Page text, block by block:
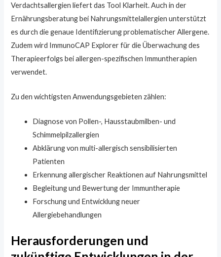
Verdachtsallergien liefert das Tool Klarheit. Auch in der
Ernährungsberatung bei Nahrungsmittelallergien unterstützt
es durch die genaue Identifizierung problematischer Allergene.
Zudem wird ImmunoCAP Explorer für die Überwachung des
Therapieerfolgs bei allergen-spezifischen Immuntherapien
verwendet.
Zu den wichtigsten Anwendungsgebieten zählen:
Diagnose von Pollen-, Hausstaubmilben- und
Schimmelpilzallergien
Abklärung von multi-allergisch sensibilisierten
Patienten
Erkennung allergischer Reaktionen auf Nahrungsmittel
Begleitung und Bewertung der Immuntherapie
Forschung und Entwicklung neuer
Allergiebehandlungen
Herausforderungen und